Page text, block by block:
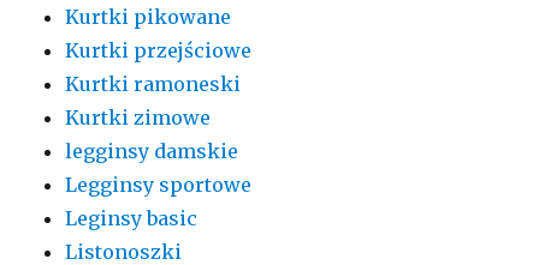
Kurtki pikowane
Kurtki przejściowe
Kurtki ramoneski
Kurtki zimowe
legginsy damskie
Legginsy sportowe
Leginsy basic
Listonoszki